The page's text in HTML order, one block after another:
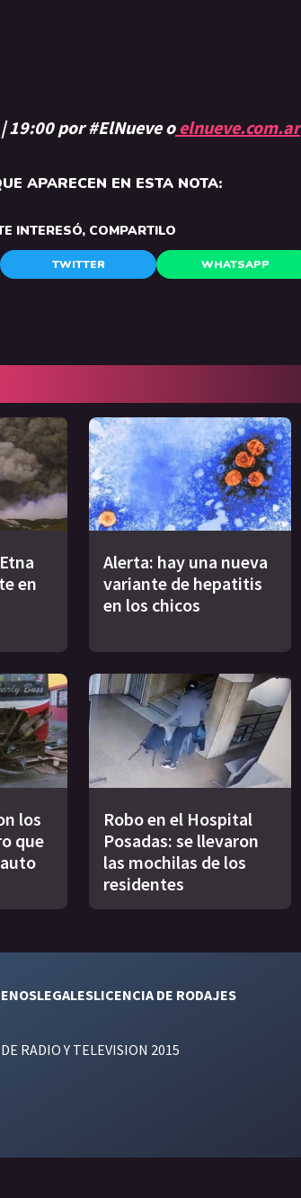
19:00 por #ElNueve o elnueve.com.ar
APARECEN EN ESTA NOTA:
INTERESÓ, COMPARTILO
TWITTER WHATSAPP
en
Alerta: hay una nueva
variante de hepatitis
en los chicos
los
que
Robo en el Hospital
Posadas: se llevaron
las mochilas de los
residentes
LEGALESLICENCIA DE RODAJES
RADIO Y TELEVISION 2015